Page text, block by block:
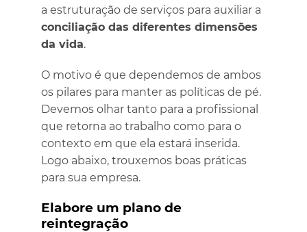
a estruturação de serviços para auxiliar a
conciliação das diferentes dimensões
da vida.
O motivo é que dependemos de ambos
os pilares para manter as políticas de pé.
Devemos olhar tanto para a profissional
que retorna ao trabalho como para o
contexto em que ela estará inserida.
Logo abaixo, trouxemos boas práticas
para sua empresa.
Elabore um plano de
reintegração